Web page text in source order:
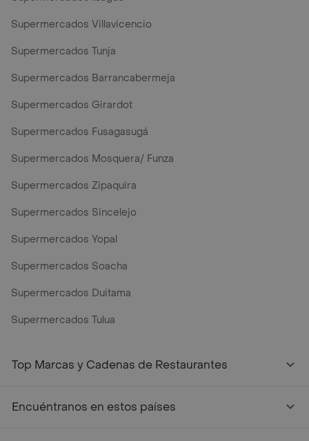
Supermercados Villavicencio
Supermercados Tunja
Supermercados Barrancabermeja
Supermercados Girardot
Supermercados Fusagasugá
Supermercados Mosquera/ Funza
Supermercados Zipaquira
Supermercados Sincelejo
Supermercados Yopal
Supermercados Soacha
Supermercados Duitama
Supermercados Tulua
Top Marcas y Cadenas de Restaurantes
Encuéntranos en estos países